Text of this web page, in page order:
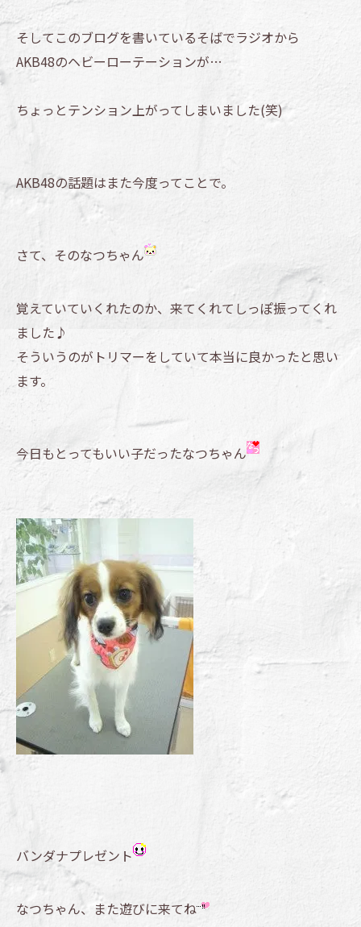
そしてこのブログを書いているそばでラジオから
AKB48のヘビーローテーションが…
ちょっとテンション上がってしまいました(笑)
AKB48の話題はまた今度ってことで。
さて、そのなつちゃん
覚えていていくれたのか、来てくれてしっぽ振ってくれ
ました♪
そういうのがトリマーをしていて本当に良かったと思い
ます。
今日もとってもいい子だったなつちゃん
バンダナプレゼント
なつちゃん、また遊びに来てね